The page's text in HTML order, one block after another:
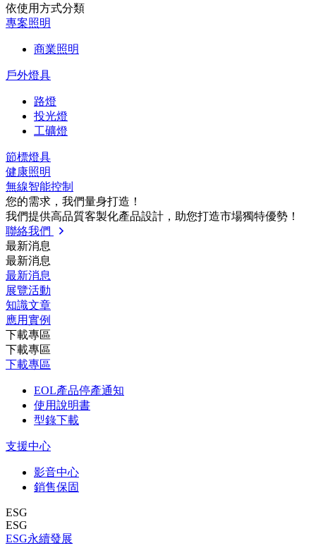
依使⽤⽅式分類
專案照明
商業照明
戶外燈具
路燈
投光燈
工礦燈
節標燈具
健康照明
無線智能控制
您的需求，我們量⾝打造！
我們提供⾼品質客製化產品設計，助您打造市場獨特優勢！
聯絡我們
最新消息
最新消息
最新消息
展覽活動
知識⽂章
應⽤實例
下載專區
下載專區
下載專區
EOL產品停產通知
使用說明書
型錄下載
支援中心
影音中心
銷售保固
ESG
ESG
ESG永續發展